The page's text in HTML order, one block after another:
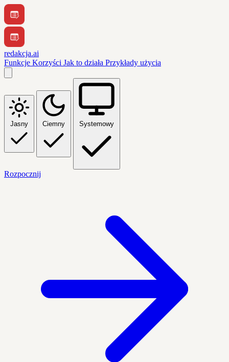
redakcja.ai
Funkcje Korzyści Jak to działa Przykłady użycia
Jasny Ciemny Systemowy
Rozpocznij